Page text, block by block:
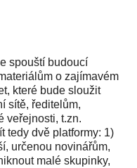
spouští budoucí
o zajímavém
které bude sloužit
sítě, ředitelům,
veřejnosti, t.zn.
tedy dvě platformy: 1)
určenou novinářům,
malé skupinky,